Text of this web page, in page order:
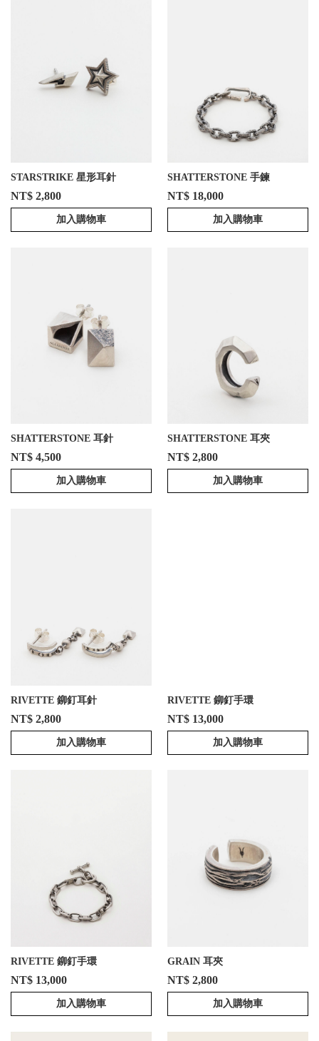
STARSTRIKE 星形耳針
NT$ 2,800
加入購物車
SHATTERSTONE 手鍊
NT$ 18,000
加入購物車
SHATTERSTONE 耳針
NT$ 4,500
加入購物車
SHATTERSTONE 耳夾
NT$ 2,800
加入購物車
RIVETTE 鉚釘耳針
NT$ 2,800
加入購物車
RIVETTE 鉚釘手環
NT$ 13,000
加入購物車
RIVETTE 鉚釘手環
NT$ 13,000
加入購物車
GRAIN 耳夾
NT$ 2,800
加入購物車